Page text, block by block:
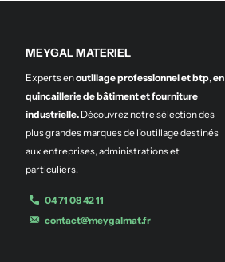
MEYGAL MATERIEL
Experts enoutillage professionnel et btp, en
quincaillerie de bâtiment et fourniture
industrielle. Découvrez notre sélection des
plus grandes marques de l’outillage destinés
aux entreprises, administrations et
particuliers.
04 71 08 42 11
contact@meygalmat.fr